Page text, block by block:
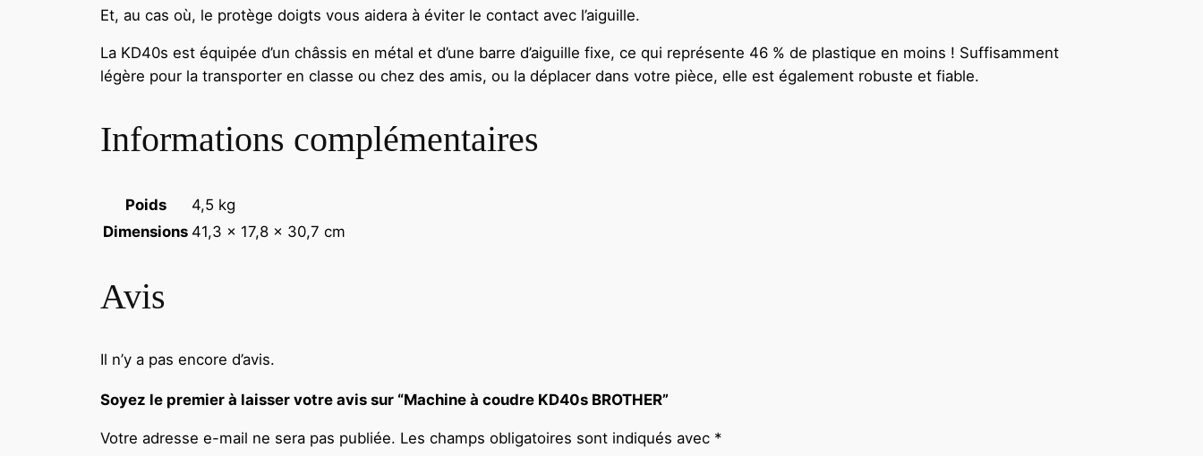
Et, au cas où, le protège doigts vous aidera à éviter le contact avec l’aiguille.
La KD40s est équipée d’un châssis en métal et d’une barre d’aiguille fixe, ce qui représente 46 % de plastique en moins ! Suffisamment
légère pour la transporter en classe ou chez des amis, ou la déplacer dans votre pièce, elle est également robuste et fiable.
Informations complémentaires
Poids
4,5 kg
Dimensions 41,3 × 17,8 × 30,7 cm
Avis
Il n’y a pas encore d’avis.
Soyez le premier à laisser votre avis sur “Machine à coudre KD40s BROTHER”
Votre adresse e-mail ne sera pas publiée. Les champs obligatoires sont indiqués avec *